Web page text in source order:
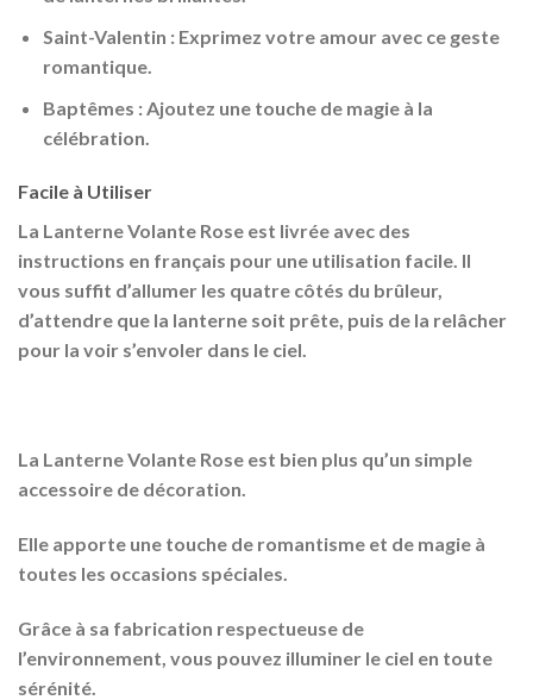
Saint-Valentin : Exprimez votre amour avec ce geste
romantique.
Baptêmes : Ajoutez une touche de magie à la
célébration.
Facile à Utiliser
La Lanterne Volante Rose est livrée avec des
instructions en français pour une utilisation facile. Il
vous suffit d’allumer les quatre côtés du brûleur,
d’attendre que la lanterne soit prête, puis de la relâcher
pour la voir s’envoler dans le ciel.
La Lanterne Volante Rose est bien plus qu’un simple
accessoire de décoration.
Elle apporte une touche de romantisme et de magie à
toutes les occasions spéciales.
Grâce à sa fabrication respectueuse de
l’environnement , vous pouvez illuminer le ciel en toute
sérénité.